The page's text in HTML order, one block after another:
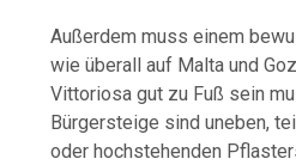
Außerdem muss einem
wie überall auf Malta und
Vittoriosa gut zu Fuß sein
Bürgersteige sind uneben,
oder hochstehenden